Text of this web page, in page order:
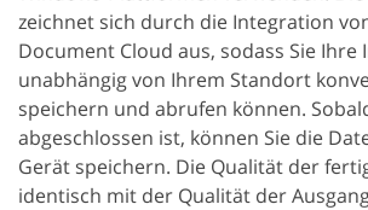
zeichnet sich durch die Integration
Document Cloud aus, sodass Sie Ihre
unabhängig von Ihrem Standort
speichern und abrufen können.
abgeschlossen ist, können Sie die
Gerät speichern. Die Qualität der
identisch mit der Qualität der